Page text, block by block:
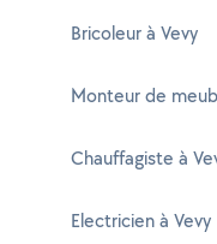
Bricoleur à Vevy
Monteur de
Chauffagiste à
Electricien à Vevy